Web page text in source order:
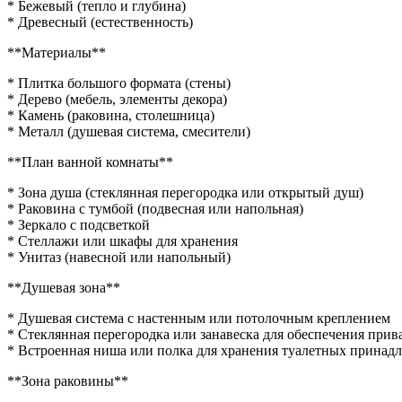
* Бежевый (тепло и глубина)
* Древесный (естественность)
**Материалы**
* Плитка большого формата (стены)
* Дерево (мебель, элементы декора)
* Камень (раковина, столешница)
* Металл (душевая система, смесители)
**План ванной комнаты**
* Зона душа (стеклянная перегородка или открытый душ)
* Раковина с тумбой (подвесная или напольная)
* Зеркало с подсветкой
* Стеллажи или шкафы для хранения
* Унитаз (навесной или напольный)
**Душевая зона**
* Душевая система с настенным или потолочным креплением
* Стеклянная перегородка или занавеска для обеспечения
* Встроенная ниша или полка для хранения туалетных
**Зона раковины**